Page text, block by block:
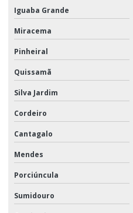
Iguaba Grande
Miracema
Pinheiral
Quissamã
Silva Jardim
Cordeiro
Cantagalo
Mendes
Porciúncula
Sumidouro